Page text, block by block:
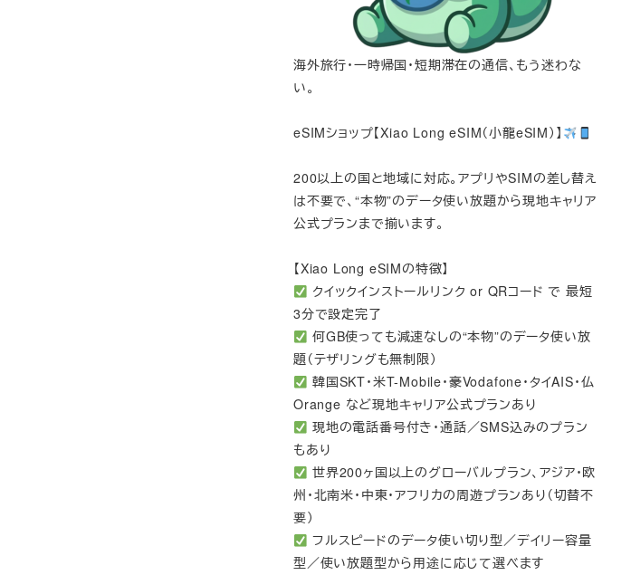
海外旅行・一時帰国・短期滞在の通信、もう迷わな
い。
eSIMショップ【Xiao Long eSIM（小龍eSIM）】
200以上の国と地域に対応。アプリやSIMの差し替え
は不要で、“本物”のデータ使い放題から現地キャリア
公式プランまで揃います。
【Xiao Long eSIMの特徴】
クイックインストールリンク or QRコード で 最短
3分で設定完了
何GB使っても減速なしの“本物”のデータ使い放
題（テザリングも無制限）
韓国SKT・米T-Mobile・豪Vodafone・タイAIS・仏
Orange など現地キャリア公式プランあり
現地の電話番号付き・通話／SMS込みのプラン
もあり
世界200ヶ国以上のグローバルプラン、アジア・欧
州・北南米・中東・アフリカの周遊プランあり（切替不
要）
フルスピードのデータ使い切り型／デイリー容量
型／使い放題型から用途に応じて選べます